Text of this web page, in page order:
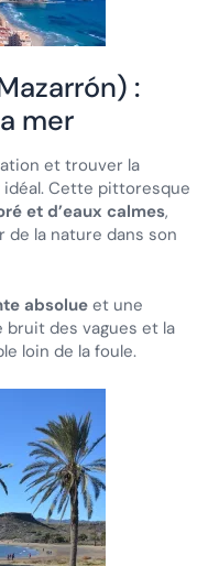
:
mer
et trouver la
idéal. Cette pittoresque
et d’eaux calmes,
de la nature dans son
absolue et une
bruit des vagues et la
loin de la foule.